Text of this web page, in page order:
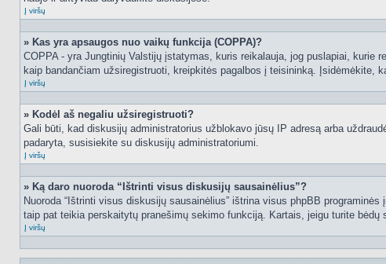
Į viršų
» Kas yra apsaugos nuo vaikų funkcija (COPPA)?
COPPA - yra Jungtinių Valstijų įstatymas, kuris reikalauja, jog puslapiai,
kaip bandančiam užsiregistruoti, kreipkitės pagalbos į teisininką. Įsidėmėkite,
Į viršų
» Kodėl aš negaliu užsiregistruoti?
Gali būti, kad diskusijų administratorius užblokavo jūsų IP adresą arba
padaryta, susisiekite su diskusijų administratoriumi.
Į viršų
» Ką daro nuoroda “Ištrinti visus diskusijų sausainėlius”?
Nuoroda “Ištrinti visus diskusijų sausainėlius” ištrina visus phpBB
taip pat teikia perskaitytų pranešimų sekimo funkciją. Kartais, jeigu turite
Į viršų